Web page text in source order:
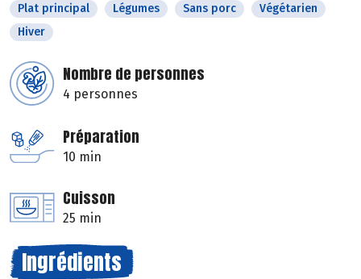
Plat principal Légumes Sans porc
Végétarien
Hiver
Nombre de personnes
4 personnes
Préparation
10 min
Cuisson
25 min
Ingrédients